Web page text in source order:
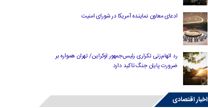
ادعای معاون نماینده آمریکا در شورای امنیت
رد اتهام‌زنی تکراری رئیس‌جمهور اوکراین/ تهران همواره بر
ضرورت پایان جنگ تاکید دارد
اخبار اقتصادی